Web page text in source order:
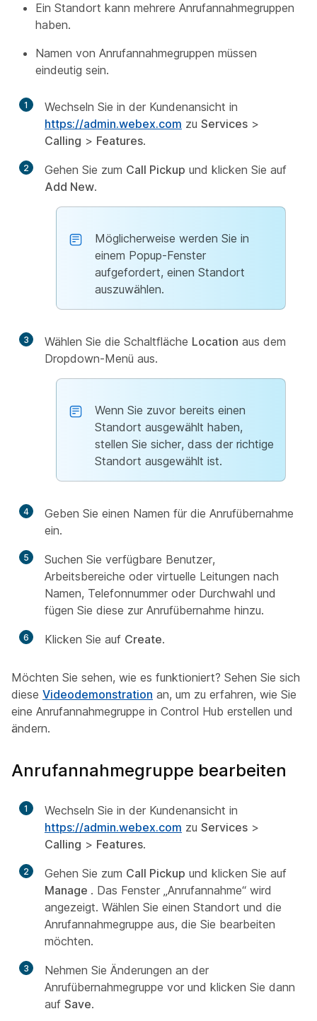
Ein Standort kann mehrere Anrufannahmegruppen
haben.
Namen von Anrufannahmegruppen müssen
eindeutig sein.
1
Wechseln Sie in der Kundenansicht in
https://admin.webex.com zu Services >
Calling > Features.
2 Gehen Sie zum Call Pickup und klicken Sie auf
Add New.
Möglicherweise werden Sie in
einem Popup-Fenster
aufgefordert, einen Standort
auszuwählen.
3 Wählen Sie die Schaltfläche Location aus dem
Dropdown-Menü aus.
Wenn Sie zuvor bereits einen
Standort ausgewählt haben,
stellen Sie sicher, dass der richtige
Standort ausgewählt ist.
4
Geben Sie einen Namen für die Anrufübernahme
ein.
5
Suchen Sie verfügbare Benutzer,
Arbeitsbereiche oder virtuelle Leitungen nach
Namen, Telefonnummer oder Durchwahl und
fügen Sie diese zur Anrufübernahme hinzu.
6 Klicken Sie auf Create.
Möchten Sie sehen, wie es funktioniert? Sehen Sie sich
diese Videodemonstration an, um zu erfahren, wie Sie
eine Anrufannahmegruppe in Control Hub erstellen und
ändern.
Anrufannahmegruppe bearbeiten
1
Wechseln Sie in der Kundenansicht in
https://admin.webex.com zu Services >
Calling > Features.
2 Gehen Sie zum Call Pickup und klicken Sie auf
Manage . Das Fenster „Anrufannahme“ wird
angezeigt. Wählen Sie einen Standort und die
Anrufannahmegruppe aus, die Sie bearbeiten
möchten.
3
Nehmen Sie Änderungen an der
Anrufübernahmegruppe vor und klicken Sie dann
auf Save.